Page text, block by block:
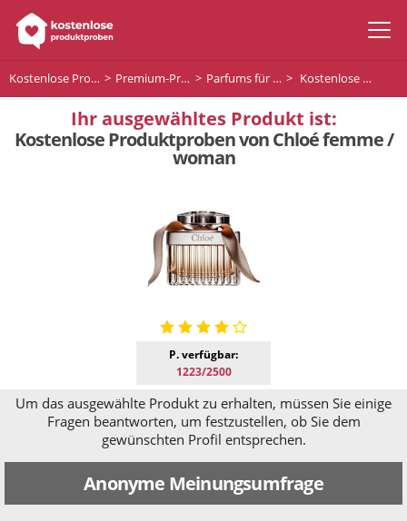
Kostenlose Produktproben Premium-Produkte Parfums für Frauen Kostenlose Produktproben von Chloé femme / woman
Ihr ausgewähltes Produkt ist:
Kostenlose Produktproben von Chloé femme /
woman
P. verfügbar:
1223/2500
Anonyme Meinungsumfrage
Um das ausgewählte Produkt zu erhalten, müssen Sie einige
Fragen beantworten, um festzustellen, ob Sie dem
gewünschten Profil entsprechen.